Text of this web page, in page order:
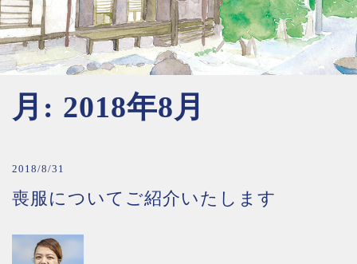
月: 2018年8月
2018/8/31
喪服についてご紹介いたします